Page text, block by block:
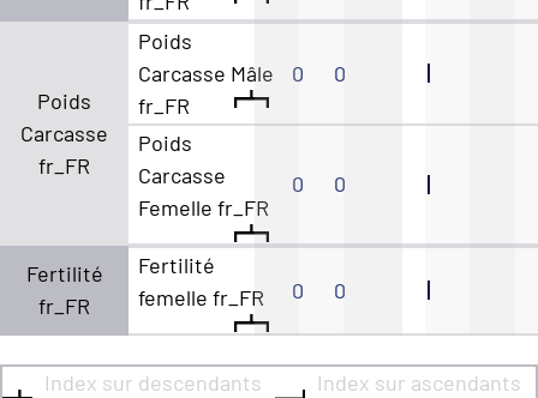
Poids
Carcasse
fr_FR
Poids
Carcasse Mâle
fr_FR
0 0
Poids
Carcasse
Femelle fr_FR
0 0
Fertilité
fr_FR
Fertilité
femelle fr_FR
0 0
Index sur descendants
Index sur ascendants